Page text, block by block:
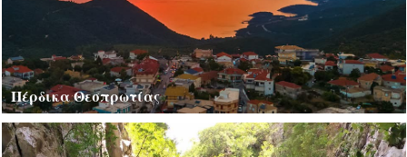
Πέρδικα Θεσπρωτίας